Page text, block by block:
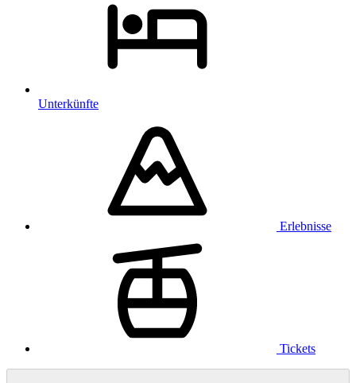
Unterkünfte
Erlebnisse
Tickets